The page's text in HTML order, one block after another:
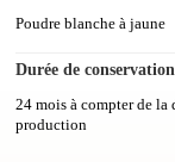
Poudre blanche à jaune
Durée de conservation
24 mois à compter de la
production